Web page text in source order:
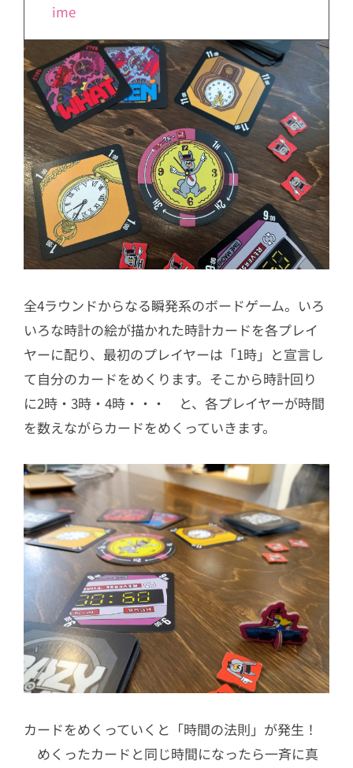
ime
全4ラウンドからなる瞬発系のボードゲーム。いろ
いろな時計の絵が描かれた時計カードを各プレイ
ヤーに配り、最初のプレイヤーは「1時」と宣言し
て自分のカードをめくります。そこから時計回り
に2時・3時・4時・・・ と、各プレイヤーが時間
を数えながらカードをめくっていきます。
カードをめくっていくと「時間の法則」が発生！
めくったカードと同じ時間になったら一斉に真